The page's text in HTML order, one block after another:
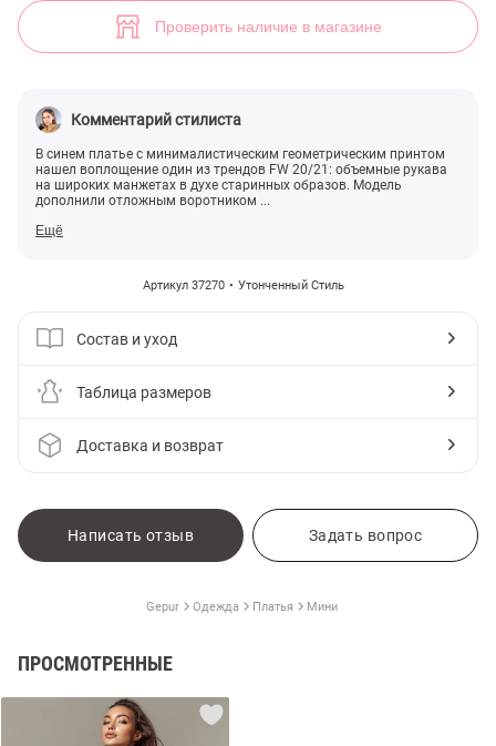
Проверить наличие в магазине
Комментарий стилиста
В синем платье с минималистическим геометрическим принтом
нашел воплощение один из трендов FW 20/21: объемные рукава
на широких манжетах в духе старинных образов. Модель
дополнили отложным воротником ...
Ещё
Артикул 37270 Утонченный Стиль
Состав и уход
Таблица размеров
Доставка и возврат
Написать отзыв Задать вопрос
Gepur Одежда Платья Мини
ПРОСМОТРЕННЫЕ
Платье-мини рубашечного кроя (арт. 37270) ♡ интернет-магазин